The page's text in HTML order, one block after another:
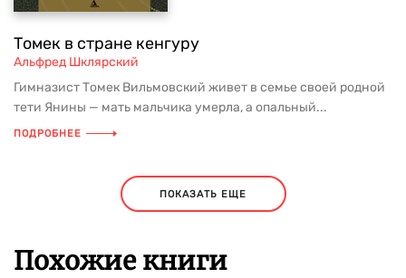
Томек в стране кенгуру
Альфред Шклярский
Гимназист Томек Вильмовский живет в семье своей родной
тети Янины — мать мальчика умерла, а опальный...
ПОДРОБНЕЕ
ПОКАЗАТЬ ЕЩЕ
Похожие книги